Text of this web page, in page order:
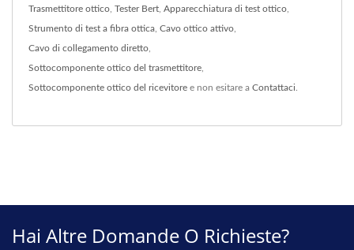
Trasmettitore ottico, Tester Bert, Apparecchiatura di test ottico,
Strumento di test a fibra ottica, Cavo ottico attivo,
Cavo di collegamento diretto,
Sottocomponente ottico del trasmettitore,
Sottocomponente ottico del ricevitore e non esitare a Contattaci.
Hai Altre Domande O Richieste?